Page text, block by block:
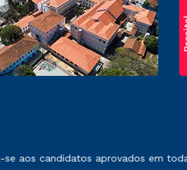
de prestação de serviços.
aos candidatos aprovados em